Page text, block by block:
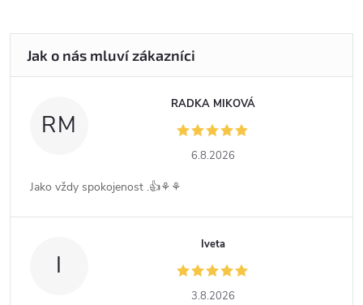
RM
RADKA MIKOVÁ
6.8.2026
Jako vždy spokojenost .👍⚘️⚘️
I
Iveta
3.8.2026